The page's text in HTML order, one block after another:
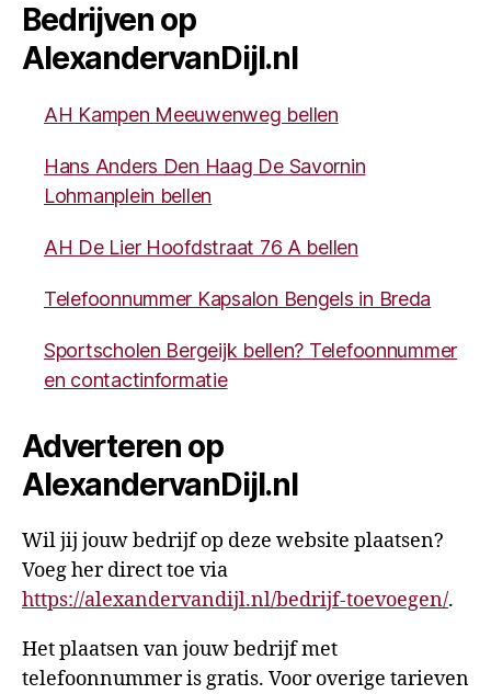
Bedrijven op
AlexandervanDijl.nl
AH Kampen Meeuwenweg bellen
Hans Anders Den Haag De Savornin
Lohmanplein bellen
AH De Lier Hoofdstraat 76 A bellen
Telefoonnummer Kapsalon Bengels in Breda
Sportscholen Bergeijk bellen? Telefoonnummer
en contactinformatie
Adverteren op
AlexandervanDijl.nl
Wil jij jouw bedrijf op deze website plaatsen?
Voeg her direct toe via
https://alexandervandijl.nl/bedrijf-toevoegen/.
Het plaatsen van jouw bedrijf met
telefoonnummer is gratis. Voor overige tarieven